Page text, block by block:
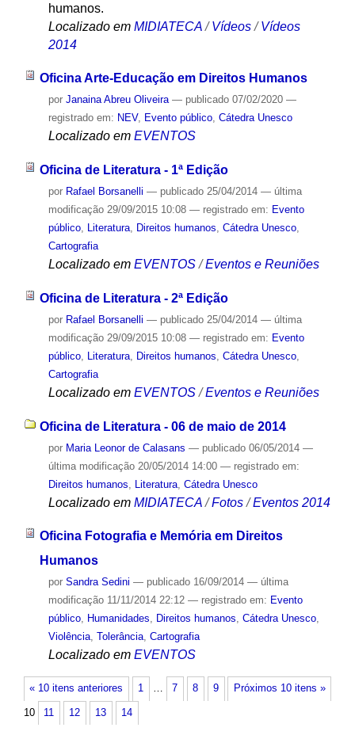
humanos.
Localizado em MIDIATECA /Vídeos /Vídeos
2014
Oficina Arte-Educação em Direitos Humanos
por Janaina Abreu Oliveira — publicado07/02/2020 —
registrado em: NEV, Evento público, Cátedra Unesco
Localizado em EVENTOS
Oficina de Literatura - 1ª Edição
por Rafael Borsanelli — publicado25/04/2014 — última
modificação29/09/2015 10:08 — registrado em: Evento
público, Literatura, Direitos humanos, Cátedra Unesco,
Cartografia
Localizado em EVENTOS /Eventos e Reuniões
Oficina de Literatura - 2ª Edição
por Rafael Borsanelli — publicado25/04/2014 — última
modificação29/09/2015 10:08 — registrado em: Evento
público, Literatura, Direitos humanos Cátedra Unesco,
Cartografia
Localizado em EVENTOS /Eventos e Reuniões
Oficina de Literatura - 06 de maio de 2014
por Maria Leonor de Calasans — publicado06/05/2014 —
última modificação20/05/2014 14:00 — registrado em:
Direitos humanos
Literatura, Cátedra Unesco
Localizado em MIDIATECA /Fotos /Eventos 2014
Oficina Fotografia e Memória em Direitos
Humanos
por Sandra Sedini — publicado16/09/2014 — última
modificação11/11/2014 22:12 — registrado em: Evento
público, Humanidades, Direitos humanos, Cátedra Unesco,
Violência, Tolerância, Cartografia
Localizado em EVENTOS
« 10 itens anteriores Próximos 10 itens »
1 … 7 8 9
10 11 12 13 14